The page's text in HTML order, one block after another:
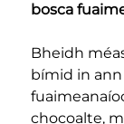
bosca
Bheidh
bímid in
chocoalte,